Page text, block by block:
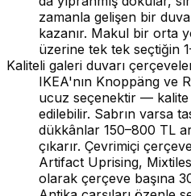
zamanla gelişen bir
kazanır. Makul bir orta
üzerine tek tek seçtiğin
Kaliteli galeri duvarı
IKEA'nın Knoppäng ve
ucuz seçenektir — kalite
edilebilir. Sabrın varsa
dükkânlar 150–800 TL
çıkarır. Çevrimiçi
Artifact Uprising,
olarak çerçeve başına